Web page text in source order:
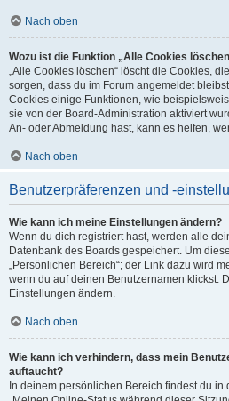
Nach oben
Wozu ist die Funktion „Alle Cookies
„Alle Cookies löschen“ löscht die Cookies,
sorgen, dass du im Forum angemeldet
Cookies einige Funktionen, wie
sie von der Board-Administration aktiviert
An- oder Abmeldung hast, kann es helfen,
Nach oben
Benutzerpräferenzen und -
Wie kann ich meine Einstellungen ändern?
Wenn du dich registriert hast, werden alle
Datenbank des Boards gespeichert. Um
„Persönlichen Bereich“; der Link dazu wird
wenn du auf deinen Benutzernamen klickst.
Einstellungen ändern.
Nach oben
Wie kann ich verhindern, dass mein
auftaucht?
In deinem persönlichen Bereich findest du